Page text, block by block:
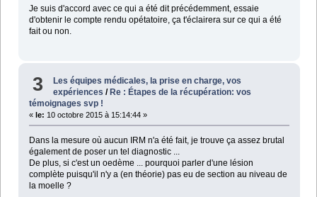
Je suis d'accord avec ce qui a été dit précédemment, essaie
d'obtenir le compte rendu opétatoire, ça t'éclairera sur ce qui a été
fait ou non.
3
Les équipes médicales, la prise en charge, vos
expériences /Re : Étapes de la récupération: vos
témoignages svp !
« le: 10 octobre 2015 à 15:14:44 »
Dans la mesure où aucun IRM n'a été fait, je trouve ça assez brutal
également de poser un tel diagnostic ...
De plus, si c'est un oedème ... pourquoi parler d'une lésion
complète puisqu'il n'y a (en théorie) pas eu de section au niveau de
la moelle ?